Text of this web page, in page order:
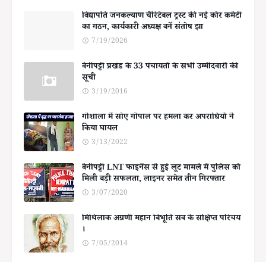
विद्यापति जनकल्याण चैरिटेबल ट्रस्ट की नई कोर कमेटी
का गठन, कार्यकारी अध्यक्ष बनें संतोष झा
7/19/2026
बेनीपट्टी प्रखंड के 33 पंचायतों के सभी उम्मीदवारों की
सूची
3/19/2016
गोशाला में सोए गोपाल पर हमला कर अपराधियों ने
किया घायल
3/13/2022
बेनीपट्टी LNT फाइनेंस से हुई लूट मामले में पुलिस को
मिली बड़ी सफलता, लाइनर समेत तीन गिरफ्तार
3/07/2020
मिथिलाक अग्रणी महान बिभूति सब के संक्षिप्त परिचय
।
7/05/2014